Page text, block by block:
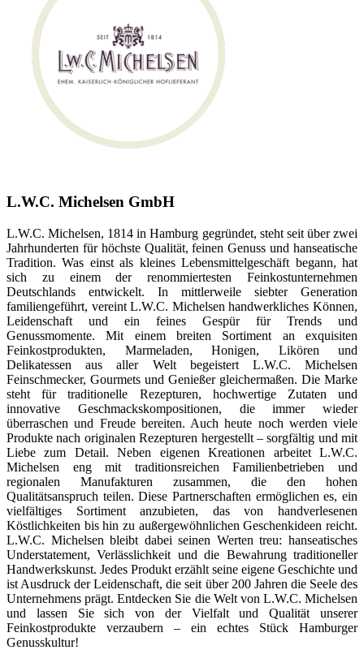
L.W.C. Michelsen GmbH
L.W.C. Michelsen, 1814 in Hamburg gegründet, steht seit über zwei
Jahrhunderten für höchste Qualität, feinen Genuss und hanseatische
Tradition. Was einst als kleines Lebensmittelgeschäft begann, hat
sich zu einem der renommiertesten Feinkostunternehmen
Deutschlands entwickelt. In mittlerweile siebter Generation
familiengeführt, vereint L.W.C. Michelsen handwerkliches Können,
Leidenschaft und ein feines Gespür für Trends und
Genussmomente. Mit einem breiten Sortiment an exquisiten
Feinkostprodukten, Marmeladen, Honigen, Likören und
Delikatessen aus aller Welt begeistert L.W.C. Michelsen
Feinschmecker, Gourmets und Genießer gleichermaßen. Die Marke
steht für traditionelle Rezepturen, hochwertige Zutaten und
innovative Geschmackskompositionen, die immer wieder
überraschen und Freude bereiten. Auch heute noch werden viele
Produkte nach originalen Rezepturen hergestellt – sorgfältig und mit
Liebe zum Detail. Neben eigenen Kreationen arbeitet L.W.C.
Michelsen eng mit traditionsreichen Familienbetrieben und
regionalen Manufakturen zusammen, die den hohen
Qualitätsanspruch teilen. Diese Partnerschaften ermöglichen es, ein
vielfältiges Sortiment anzubieten, das von handverlesenen
Köstlichkeiten bis hin zu außergewöhnlichen Geschenkideen reicht.
L.W.C. Michelsen bleibt dabei seinen Werten treu: hanseatisches
Understatement, Verlässlichkeit und die Bewahrung traditioneller
Handwerkskunst. Jedes Produkt erzählt seine eigene Geschichte und
ist Ausdruck der Leidenschaft, die seit über 200 Jahren die Seele des
Unternehmens prägt. Entdecken Sie die Welt von L.W.C. Michelsen
und lassen Sie sich von der Vielfalt und Qualität unserer
Feinkostprodukte verzaubern – ein echtes Stück Hamburger
Genusskultur!